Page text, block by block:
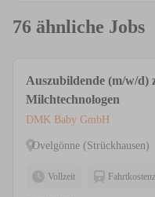
76 ähnliche Jobs
Auszubildende (m/w/d)
Milchtechnologen
DMK Baby GmbH
Ovelgönne (Strückhausen)
Vollzeit